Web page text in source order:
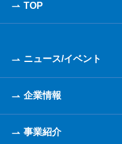
TOP
ニュース/イベント
企業情報
事業紹介